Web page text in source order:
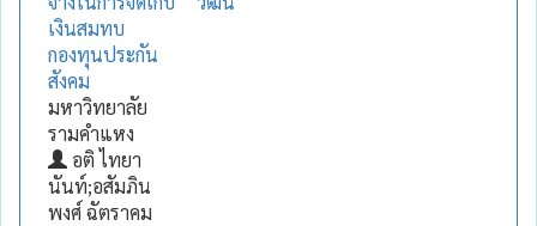
เงินสมทบ
กองทุนประกัน
สังคม
มหาวิทยาลัย
รามคำแหง
อติ ไทยา
นันท์;อสัมภิน
พงศ์ ฉัตราคม